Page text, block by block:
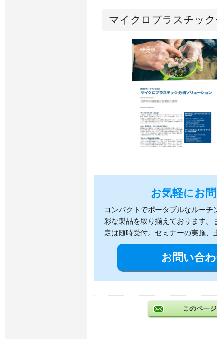
マイクロプラスチッ
お気軽にお
コンパクトでポータブルなルー
彩な製品を取り揃えております
定は随時受付。セミナーの実施
お問い合
このペー